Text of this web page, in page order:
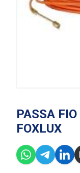
PASSA
FOXLUX